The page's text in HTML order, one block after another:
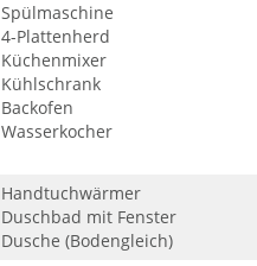
Spülmaschine
4-Plattenherd
Küchenmixer
Kühlschrank
Backofen
Wasserkocher
Handtuchwärmer
Duschbad mit Fenster
Dusche (Bodengleich)